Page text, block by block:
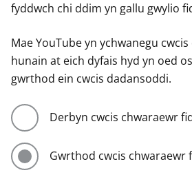
fyddwch chi ddim yn gallu gwylio
Mae YouTube yn ychwanegu
hunain at eich dyfais hyd yn oed
gwrthod ein cwcis dadansoddi.
Derbyn cwcis chwaraewr
Gwrthod cwcis chwaraewr